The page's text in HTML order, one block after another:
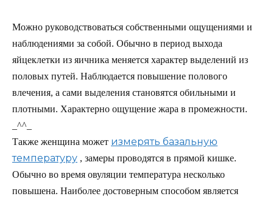
Можно руководствоваться собственными ощущениями и
наблюдениями за собой. Обычно в период выхода
яйцеклетки из яичника меняется характер выделений из
половых путей. Наблюдается повышение полового
влечения, а сами выделения становятся обильными и
плотными. Характерно ощущение жара в промежности.
_^^_
Также женщина может измерять базальную
температуру , замеры проводятся в прямой кишке.
Обычно во время овуляции температура несколько
повышена. Наиболее достоверным способом является